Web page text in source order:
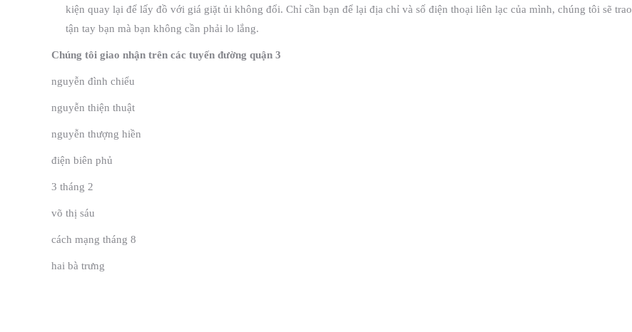
kiện quay lại để lấy đồ với giá giặt ủi không đổi. Chỉ cần bạn để lại địa chỉ và số điện thoại liên lạc của mình, chúng tôi sẽ trao
tận tay bạn mà bạn không cần phải lo lắng.
Chúng tôi giao nhận trên các tuyến đường quận 3
nguyễn đình chiểu
nguyễn thiện thuật
nguyễn thượng hiền
điện biên phủ
3 tháng 2
võ thị sáu
cách mạng tháng 8
hai bà trưng